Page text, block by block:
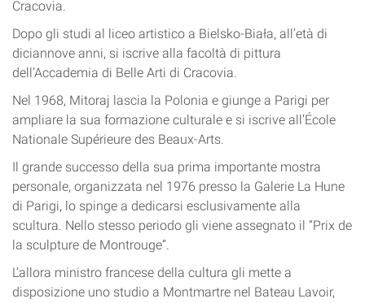
Cracovia.
Dopo gli studi al liceo artistico a Bielsko-Biała, all’età di
diciannove anni, si iscrive alla facoltà di pittura
dell’Accademia di Belle Arti di Cracovia.
Nel 1968, Mitoraj lascia la Polonia e giunge a Parigi per
ampliare la sua formazione culturale e si iscrive all’École
Nationale Supérieure des Beaux-Arts.
Il grande successo della sua prima importante mostra
personale, organizzata nel 1976 presso la Galerie La Hune
di Parigi, lo spinge a dedicarsi esclusivamente alla
scultura. Nello stesso periodo gli viene assegnato il “Prix de
la sculpture de Montrouge”.
L’allora ministro francese della cultura gli mette a
disposizione uno studio a Montmartre nel Bateau Lavoir,